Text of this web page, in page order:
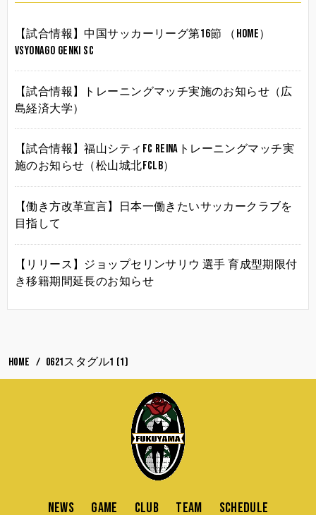
【試合情報】中国サッカーリーグ第16節 （HOME）
vsYonago Genki SC
【試合情報】トレーニングマッチ実施のお知らせ（広
島経済大学）
【試合情報】福山シティFC Reinaトレーニングマッチ実
施のお知らせ（松山城北FCLB）
【働き方改革宣言】日本一働きたいサッカークラブを
目指して
【リリース】ジョップセリンサリウ 選手 育成型期限付
き移籍期間延長のお知らせ
HOME 0621スタグル1 (1)
NEWS GAME CLUB TEAM SCHEDULE